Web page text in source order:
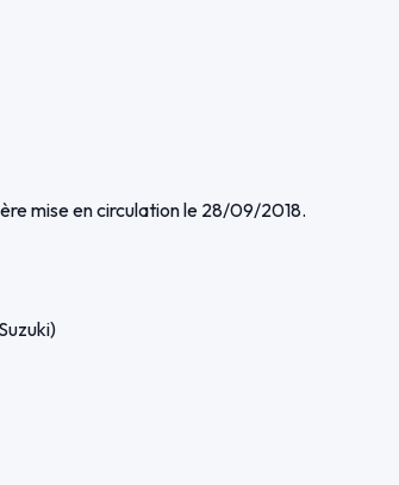
mise en circulation le 28/09/2018.